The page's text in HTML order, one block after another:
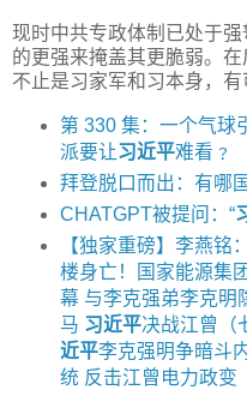
现时中共专政体制已处于
的更强来掩盖其更脆弱。
不止是习家军和习本身，有
第 330 集：一个气球
派要让习近平难看﹖
拜登脱口而出：有哪
CHATGPT被提问：“
【独家重磅】李燕铭
楼身亡！国家能源集
幕 与李克强弟李克明
马 习近平决战江曾（
近平李克强明争暗斗
统 反击江曾电力政变